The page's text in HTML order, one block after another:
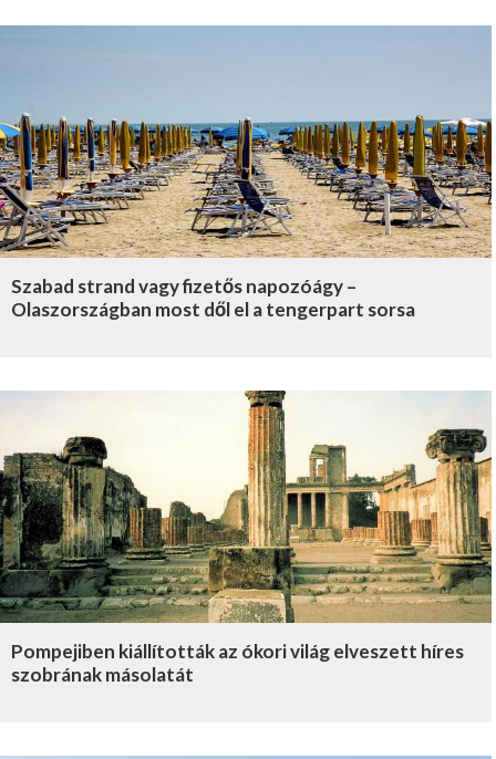
Szabad strand vagy fizetős napozóágy –
Olaszországban most dől el a tengerpart sorsa
Pompejiben kiállították az ókori világ elveszett híres
szobrának másolatát